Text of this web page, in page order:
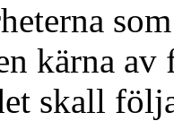
kärna
skall